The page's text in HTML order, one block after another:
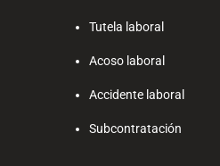
Tutela laboral
Acoso laboral
Accidente laboral
Subcontratación